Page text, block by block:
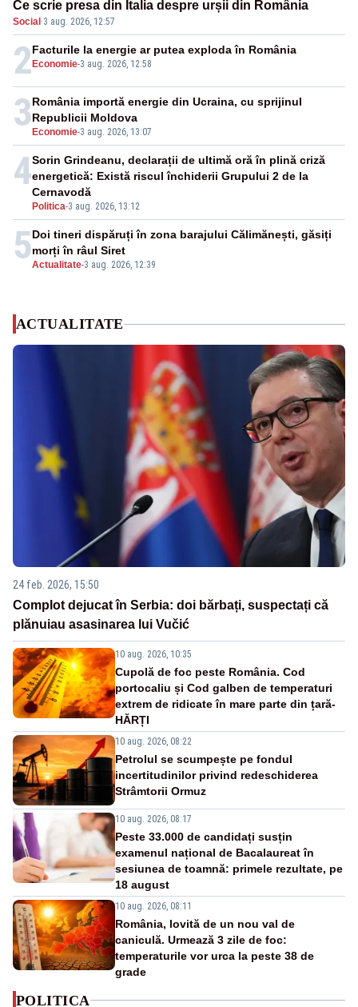
Ce scrie presa din Italia despre urșii din România
Social ·3 aug. 2026, 12:57
2 Economie-3 aug. 2026, 12:58
Facturile la energie ar putea exploda în România
3 Economie-3 aug. 2026, 13:07
România importă energie din Ucraina, cu sprijinul
Republicii Moldova
4
Politica-3 aug. 2026, 13:12
Sorin Grindeanu, declarații de ultimă oră în plină criză
energetică: Există riscul închiderii Grupului 2 de la
Cernavodă
5Actualitate-3 aug. 2026, 12:39
Doi tineri dispăruți în zona barajului Călimănești, găsiți
morți în râul Siret
ACTUALITATE
24 feb. 2026, 15:50
Complot dejucat în Serbia: doi bărbați, suspectați că
plănuiau asasinarea lui Vučić
10 aug. 2026, 10:35
Cupolă de foc peste România. Cod
portocaliu și Cod galben de temperaturi
extrem de ridicate în mare parte din țară-
HĂRȚI
10 aug. 2026, 08:22
Petrolul se scumpește pe fondul
incertitudinilor privind redeschiderea
Strâmtorii Ormuz
10 aug. 2026, 08:17
Peste 33.000 de candidați susțin
examenul național de Bacalaureat în
sesiunea de toamnă: primele rezultate, pe
18 august
10 aug. 2026, 08:11
România, lovită de un nou val de
caniculă. Urmează 3 zile de foc:
temperaturile vor urca la peste 38 de
grade
POLITICA